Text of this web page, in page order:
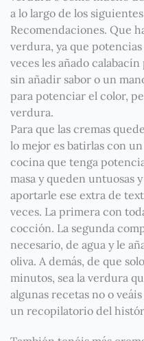
a lo largo de los
Recomendaciones. Que
verdura, ya que
veces les añado
sin añadir sabor o un
para potenciar el color,
verdura.
Para que las cremas
lo mejor es batirlas con
cocina que tenga
masa y queden untuosas
aportarle ese extra de
veces. La primera con
cocción. La segunda
necesario, de agua y le
oliva. A demás, de que
minutos, sea la verdura
algunas recetas no o
un recopilatorio del